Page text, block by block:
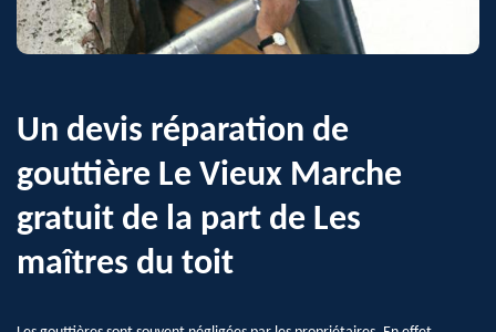
Un devis réparation de
gouttière Le Vieux Marche
gratuit de la part de Les
maîtres du toit